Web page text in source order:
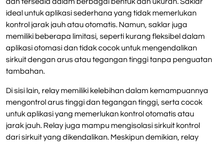
ideal untuk aplikasi sederhana yang tidak memerlukan
kontrol jarak jauh atau otomatis. Namun, saklar juga
memiliki beberapa limitasi, seperti kurang fleksibel dalam
aplikasi otomasi dan tidak cocok untuk mengendalikan
sirkuit dengan arus atau tegangan tinggi tanpa penguatan
tambahan.
Di sisi lain, relay memiliki kelebihan dalam kemampuannya
mengontrol arus tinggi dan tegangan tinggi, serta cocok
untuk aplikasi yang memerlukan kontrol otomatis atau
jarak jauh. Relay juga mampu mengisolasi sirkuit kontrol
dari sirkuit yang dikendalikan. Meskipun demikian, relay